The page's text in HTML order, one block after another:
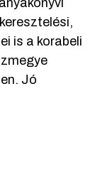
is a korabeli
Jó